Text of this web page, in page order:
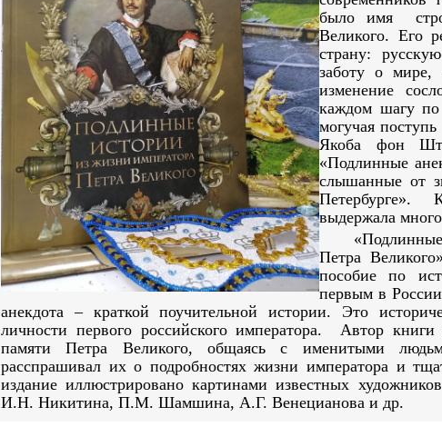
было имя
Великого. Его
страну:
заботу о мире,
изменение
каждом шагу по
могучая
Якоба фон
«Подлинные
слышанные от
выдержала
Петра
пособие по
первым в России
анекдота – краткой поучительной истории. Это
личности первого российского императора. Автор
памяти Петра Великого, общаясь с именитыми
расспрашивал их о подробностях жизни императора и
издание иллюстрировано картинами известных
И.Н. Никитина, П.М. Шамшина, А.Г. Венецианова и др.